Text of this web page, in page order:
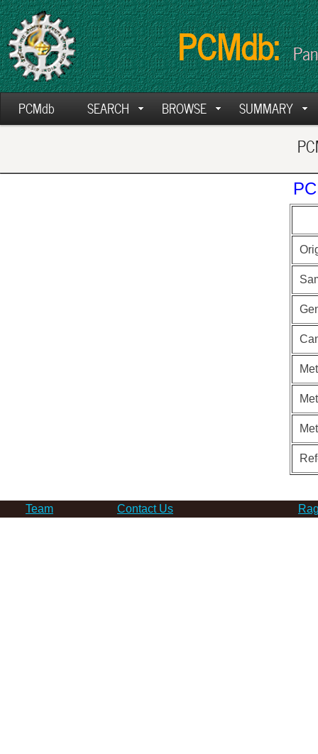
PCMdb:
PCMdb SEARCH BROWSE SUMMARY
Team Contact Us